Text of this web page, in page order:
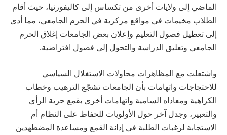
الماضي إلى ولايات أخرى من تكساس إلى كاليفورنيا، حيث أقام
الطلاب مخيمات في مواقع مركزية في الحرم الجامعي، مما أدى
إلى تعطيل فصول التعليم وإعلان بعض الجامعات إغلاق الحرم
الجامعي وتعليق الدراسة والتحول إلى فصول افتراضية.
واشتعلت مع المظاهرات محاولات الاستغلال السياسي
للاحتجاجات واتهامات بأن الجامعات تشجّع الترهيب وخطاب
الكراهية ومعاداه السامية واتهامات أخرى بقمع حرية الرأي
والتعبير، وجدل آخر حول الأولويات للحفاظ على النظام أم
الاستجابة لرغبات الطلبة في إدانة القمع ومساعدة المضطهدين